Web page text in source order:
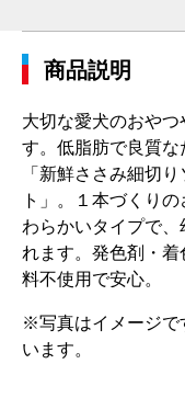
商品説明
大切な愛犬のおや
す。低脂肪で良質
「新鮮ささみ細切り
ト」。１本づくり
わらかいタイプで
れます。発色剤・着
料不使用で安心。
※写真はイメージで
います。